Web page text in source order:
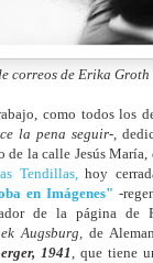
correos de Erika
como todos los
la pena seguir-,
de la calle Jesús
Tendillas,hoy
en Imágenes" -
de la página de
Augsburg, de
1941, que tiene